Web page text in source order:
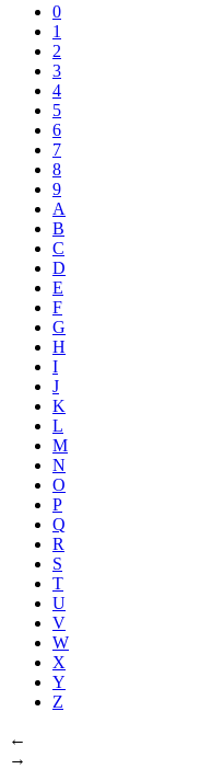
0
1
2
3
4
5
6
7
8
9
A
B
C
D
E
F
G
H
I
J
K
L
M
N
O
P
Q
R
S
T
U
V
W
X
Y
Z
←
→